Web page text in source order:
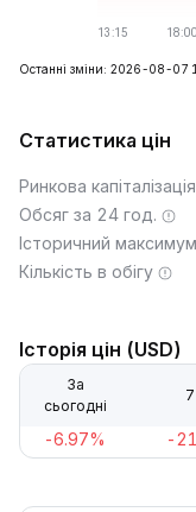
Останні зміни: 2026-08-07
Статистика цін
Ринкова капіталізація
Обсяг за 24 год.
Історичний максимум
Кількість в обігу
Історія цін (USD)
За
сьогодні
-6.97% -